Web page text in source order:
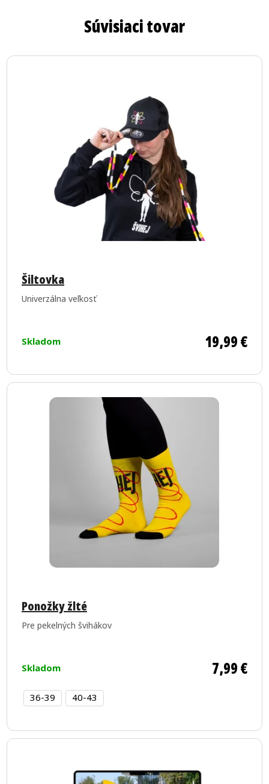
Súvisiaci tovar
Šiltovka
Univerzálna veľkosť
hodnotenie
produktu
z
Skladom 19,99 €
Ponožky žlté
Pre pekelných švihákov
Skladom 7,99 €
36-39 40-43